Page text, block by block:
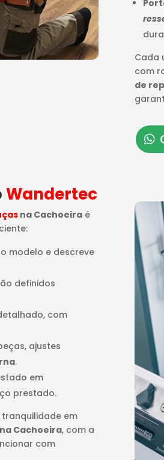
Cada
com
de
Wandertec
na Cachoeira é
modelo e descreve
definidos
com
ajustes
.
em
prestado.
em
na Cachoeira, com a
com